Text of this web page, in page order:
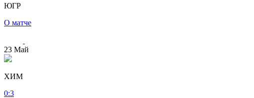
ЮГР
О матче
23 Май
ХИМ
0:3